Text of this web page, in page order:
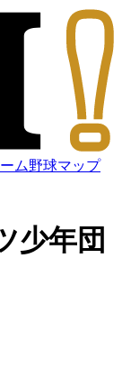
ム野球マップ
少年団